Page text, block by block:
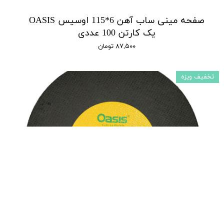
صفحه مینی ساب آهن 6*115 اوسیس OASIS
یک کارتن 100 عددی
۸۷,۵۰۰ تومان
تخفیف ویزه